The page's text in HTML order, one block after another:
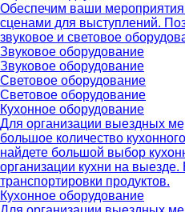
Обеспечим ваши
сценами для выступлений.
звуковое и световое
Звуковое оборудование
Звуковое оборудование
Световое оборудование
Световое оборудование
Кухонное оборудование
Для организации выездных
большое количество
найдете большой выбор
организации кухни на
транспортировки продуктов.
Кухонное оборудование